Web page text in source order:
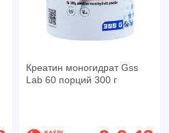
Креатин моногидрат Gss
Lab 60 порций 300 г